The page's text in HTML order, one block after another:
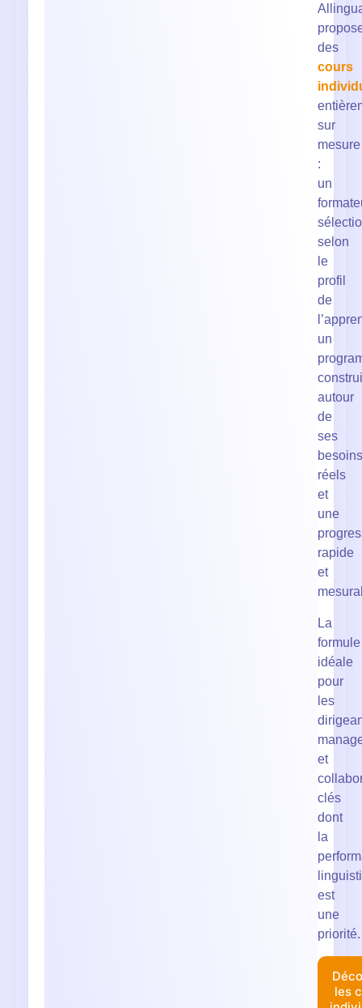
des
cours
sur
mesure
:
un
selon
le
profil
de
un
autour
de
ses
besoins
réels
et
une
rapide
et
La
formule
idéale
pour
les
et
clés
dont
la
est
une
priorité.
les